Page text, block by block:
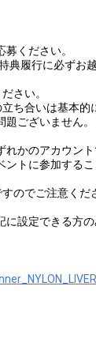
ください。
典履行に必ずお越
さい。
ち合いは基本的
ございません。
れかのアカウン
ントに参加するこ
のでご注意くだ
に設定できる方